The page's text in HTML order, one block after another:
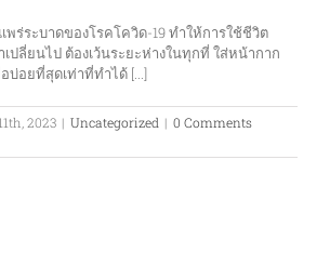
ร่ระบาดของโรคโควิด-19 ทำให้การใช้ชีวิต
เปลี่ยนไป ต้องเว้นระยะห่างในทุกที่ ใส่หน้ากาก
บ่อยที่สุดเท่าที่ทำได้ [...]
2023 | Uncategorized | 0 Comments